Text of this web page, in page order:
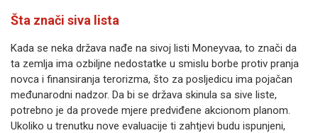
Šta znači siva lista
Kada se neka država nađe na sivoj listi Moneyvaa, to znači da
ta zemlja ima ozbiljne nedostatke u smislu borbe protiv pranja
novca i finansiranja terorizma, što za posljedicu ima pojačan
međunarodni nadzor. Da bi se država skinula sa sive liste,
potrebno je da provede mjere predviđene akcionom planom.
Ukoliko u trenutku nove evaluacije ti zahtjevi budu ispunjeni,